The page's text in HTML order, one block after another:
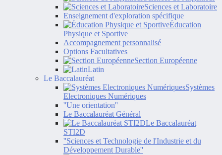
Sciences et Laboratoire
Enseignement d'exploration spécifique
Éducation
Physique et Sportive
Accompagnement personnalisé
Options Facultatives
Section Européenne
Latin
Le Baccalauréat
Systèmes
Electroniques Numériques
''Une orientation''
Le Baccalauréat Général
Le Baccalauréat
STI2D
''Sciences et Technologie de l'Industrie et du
Développement Durable''